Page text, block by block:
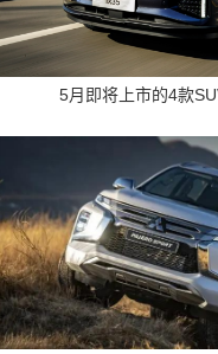
5月即将上市的4款